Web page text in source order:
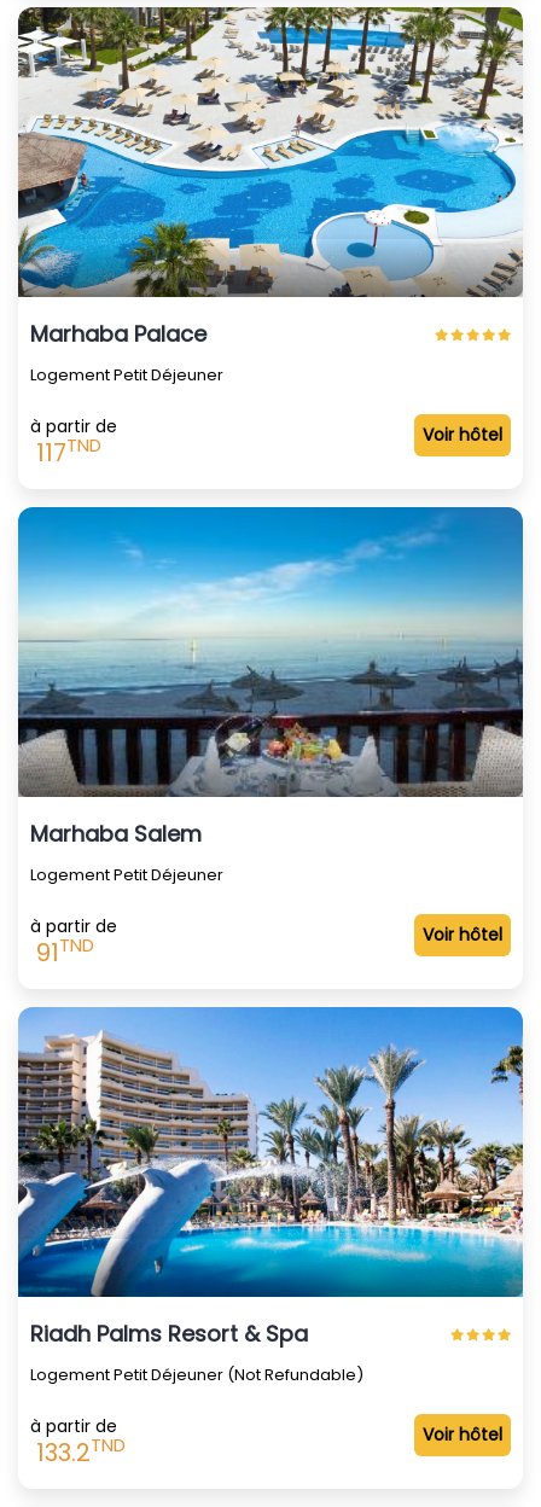
Marhaba Palace
Logement Petit Déjeuner
à partir de
117TND Voir hôtel
Marhaba Salem
Logement Petit Déjeuner
à partir de
91TND Voir hôtel
Riadh Palms Resort & Spa
Logement Petit Déjeuner (Not Refundable)
à partir de
133.2TND Voir hôtel